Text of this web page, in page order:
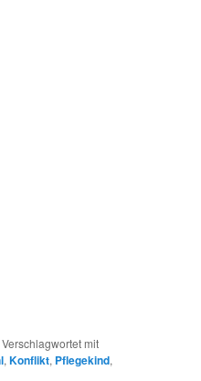
Verschlagwortet mit
,Konflikt, Pflegekind,